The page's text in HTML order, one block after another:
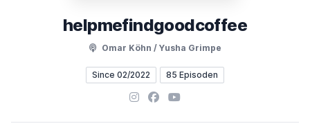
helpmefindgoodcoffee
Omar Köhn / Yusha Grimpe
Since 02/2022 85 Episoden
Instagram
Facebook
YouTube